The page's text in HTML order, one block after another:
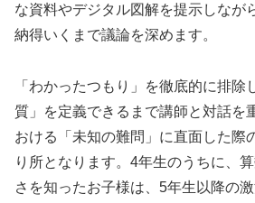
な資料やデジタル図解を提示しなが
納得いくまで議論を深めます。
「わかったつもり」を徹底的に排除
質」を定義できるまで講師と対話を
おける「未知の難問」に直面した際
り所となります。4年生のうちに、
さを知ったお子様は、5年生以降の